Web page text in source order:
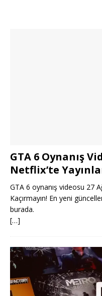
GTA 6 Oynanış
Netflix’te
GTA 6 oynanış videosu 27
Kaçırmayın! En yeni
burada.
[…]